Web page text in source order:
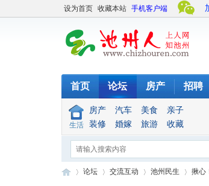
设为首页 收藏本站 手机客户端
首页 论坛 房产 招聘
生活
房产 汽车 美食
亲子
装修
婚嫁 旅游 收藏
论坛 交流互动 池州民生 揪心